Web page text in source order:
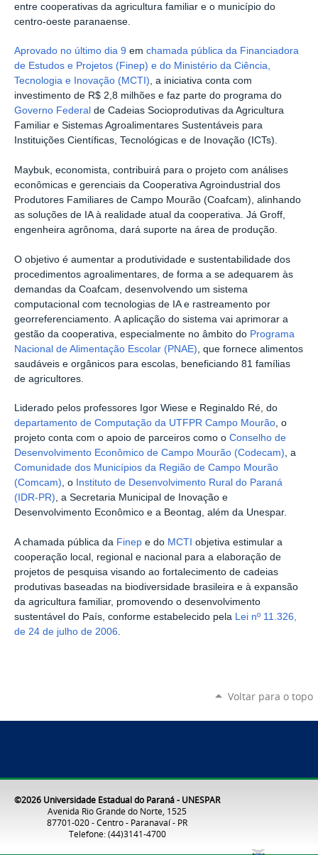
entre cooperativas da agricultura familiar e o município do
centro-oeste paranaense.
Aprovado no último dia 9 em chamada pública da Financiadora
de Estudos e Projetos (Finep) e do Ministério da Ciência,
Tecnologia e Inovação (MCTI), a iniciativa conta com
investimento de R$ 2,8 milhões e faz parte do programa do
Governo Federal de Cadeias Socioprodutivas da Agricultura
Familiar e Sistemas Agroalimentares Sustentáveis para
Instituições Científicas, Tecnológicas e de Inovação (ICTs).
Maybuk, economista, contribuirá para o projeto com análises
econômicas e gerenciais da Cooperativa Agroindustrial dos
Produtores Familiares de Campo Mourão (Coafcam), alinhando
as soluções de IA à realidade atual da cooperativa. Já Groff,
engenheira agrônoma, dará suporte na área de produção.
O objetivo é aumentar a produtividade e sustentabilidade dos
procedimentos agroalimentares, de forma a se adequarem às
demandas da Coafcam, desenvolvendo um sistema
computacional com tecnologias de IA e rastreamento por
georreferenciamento. A aplicação do sistema vai aprimorar a
gestão da cooperativa, especialmente no âmbito do Programa
Nacional de Alimentação Escolar (PNAE) , que fornece alimentos
saudáveis e orgânicos para escolas, beneficiando 81 famílias
de agricultores.
Liderado pelos professores Igor Wiese e Reginaldo Ré, do
departamento de Computação da UTFPR Campo Mourão, o
projeto conta com o apoio de parceiros como o Conselho de
Desenvolvimento Econômico de Campo Mourão (Codecam), a
Comunidade dos Municípios da Região de Campo Mourão
(Comcam), o Instituto de Desenvolvimento Rural do Paraná
(IDR-PR), a Secretaria Municipal de Inovação e
Desenvolvimento Econômico e a Beontag, além da Unespar.
A chamada pública da Finep e do MCTI objetiva estimular a
cooperação local, regional e nacional para a elaboração de
projetos de pesquisa visando ao fortalecimento de cadeias
produtivas baseadas na biodiversidade brasileira e à expansão
da agricultura familiar, promovendo o desenvolvimento
sustentável do País, conforme estabelecido pela
Lei nº 11.326,
de 24 de julho de 2006
Voltar para o topo
©2026 Universidade Estadual do Paraná - UNESPAR
Avenida Rio Grande do Norte, 1525
87701-020 - Centro - Paranavaí - PR
Telefone: (44)3141-4700